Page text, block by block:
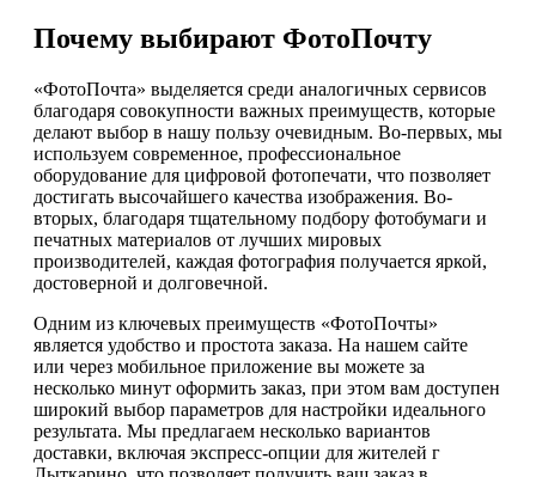
Почему выбирают ФотоПочту
«ФотоПочта» выделяется среди аналогичных сервисов
благодаря совокупности важных преимуществ, которые
делают выбор в нашу пользу очевидным. Во-первых, мы
используем современное, профессиональное
оборудование для цифровой фотопечати, что позволяет
достигать высочайшего качества изображения. Во-
вторых, благодаря тщательному подбору фотобумаги и
печатных материалов от лучших мировых
производителей, каждая фотография получается яркой,
достоверной и долговечной.
Одним из ключевых преимуществ «ФотоПочты»
является удобство и простота заказа. На нашем сайте
или через мобильное приложение вы можете за
несколько минут оформить заказ, при этом вам доступен
широкий выбор параметров для настройки идеального
результата. Мы предлагаем несколько вариантов
доставки, включая экспресс-опции для жителей г